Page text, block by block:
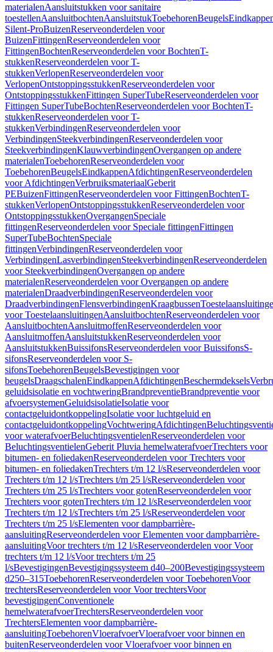
materialenAansluitstukken voor sanitaire
toestellenAansluitbochtenAansluitstukToebehorenBeugels
Silent-ProBuizenReserveonderdelen voor
BuizenFittingenReserveonderdelen voor
FittingenBochtenReserveonderdelen voor BochtenT-
stukkenReserveonderdelen voor T-
stukkenVerlopenReserveonderdelen voor
VerlopenOntstoppingsstukkenReserveonderdelen voor
OntstoppingsstukkenFittingen SuperTubeReserveonderdelen voor
Fittingen SuperTubeBochtenReserveonderdelen voor BochtenT-
stukkenReserveonderdelen voor T-
stukkenVerbindingenReserveonderdelen voor
VerbindingenSteekverbindingenReserveonderdelen voor
SteekverbindingenKlauwverbindingenOvergangen op andere
materialenToebehorenReserveonderdelen voor
ToebehorenBeugelsEindkappenAfdichtingenReserveonderdelen
voor AfdichtingenVerbruiksmateriaalGeberit
PEBuizenFittingenReserveonderdelen voor FittingenBochtenT-
stukkenVerlopenOntstoppingsstukkenReserveonderdelen voor
OntstoppingsstukkenOvergangenSpeciale
fittingenReserveonderdelen voor Speciale fittingenFittingen
SuperTubeBochtenSpeciale
fittingenVerbindingenReserveonderdelen voor
VerbindingenLasverbindingenSteekverbindingenReserveonderdelen
voor SteekverbindingenOvergangen op andere
materialenReserveonderdelen voor Overgangen op andere
materialenDraadverbindingenReserveonderdelen voor
DraadverbindingenFlensverbindingenKraagbussen
voor ToestelaansluitingenAansluitbochtenReserveonderdelen voor
AansluitbochtenAansluitmoffenReserveonderdelen voor
AansluitmoffenAansluitstukkenReserveonderdelen voor
AansluitstukkenBuissifonsReserveonderdelen voor BuissifonsS-
sifonsReserveonderdelen voor S-
sifonsToebehorenBeugelsBevestigingen voor
beugelsDraagschalenEindkappenAfdichtingenBeschermdeksels
geluidsisolatie en vochtweringBrandpreventieBrandpreventie voor
afvoersystemenGeluidsisolatieIsolatie voor
contactgeluidontkoppelingIsolatie voor luchtgeluid en
contactgeluidontkoppelingVochtweringAfdichtingen
voor waterafvoerBeluchtingsventielenReserveonderdelen voor
BeluchtingsventielenGeberit Pluvia hemelwaterafvoerTrechters voor
bitumen- en foliedakenReserveonderdelen voor Trechters voor
bitumen- en foliedakenTrechters t/m 12 l/sReserveonderdelen voor
Trechters t/m 12 l/sTrechters t/m 25 l/sReserveonderdelen voor
Trechters t/m 25 l/sTrechters voor gotenReserveonderdelen voor
Trechters voor gotenTrechters t/m 12 l/sReserveonderdelen voor
Trechters t/m 12 l/sTrechters t/m 25 l/sReserveonderdelen voor
Trechters t/m 25 l/sElementen voor dampbarrière-
aansluitingReserveonderdelen voor Elementen voor dampbarrière-
aansluitingVoor trechters t/m 12 l/sReserveonderdelen voor Voor
trechters t/m 12 l/sVoor trechters t/m 25
l/sBevestigingenBevestigingssysteem d40–200Bevestigingssysteem
d250–315ToebehorenReserveonderdelen voor ToebehorenVoor
trechtersReserveonderdelen voor Voor trechtersVoor
bevestigingenConventionele
hemelwaterafvoerTrechtersReserveonderdelen voor
TrechtersElementen voor dampbarrière-
aansluitingToebehorenVloerafvoerVloerafvoer voor binnen en
buitenReserveonderdelen voor Vloerafvoer voor binnen en